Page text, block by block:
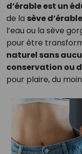
d’érable est un
de la sève d’érable
l’eau ou la sève
pour être
naturel sans
conservation ou
pour plaire, du